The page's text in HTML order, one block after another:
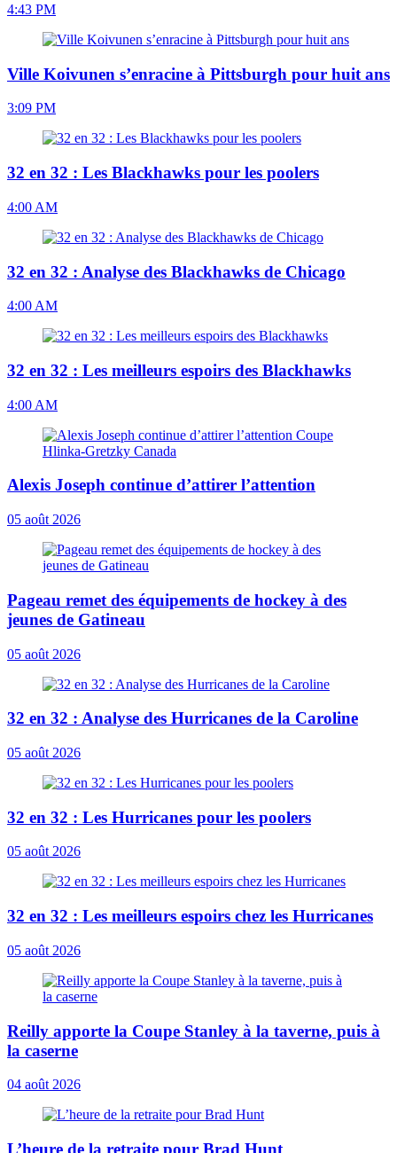
4:43 PM
Ville Koivunen s’enracine à Pittsburgh pour huit ans
3:09 PM
32 en 32 : Les Blackhawks pour les poolers
4:00 AM
32 en 32 : Analyse des Blackhawks de Chicago
4:00 AM
32 en 32 : Les meilleurs espoirs des Blackhawks
4:00 AM
Alexis Joseph continue d’attirer l’attention
05 août 2026
Pageau remet des équipements de hockey à des
jeunes de Gatineau
05 août 2026
32 en 32 : Analyse des Hurricanes de la Caroline
05 août 2026
32 en 32 : Les Hurricanes pour les poolers
05 août 2026
32 en 32 : Les meilleurs espoirs chez les Hurricanes
05 août 2026
Reilly apporte la Coupe Stanley à la taverne, puis à
la caserne
04 août 2026
L’heure de la retraite pour Brad Hunt